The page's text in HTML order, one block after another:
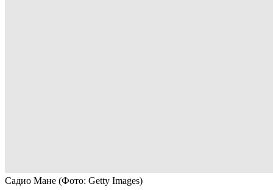
Садио Мане (Фото: Getty Images)